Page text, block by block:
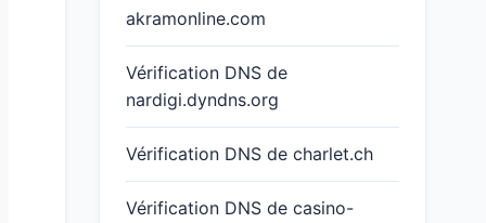
akramonline.com
Vérification DNS de
nardigi.dyndns.org
Vérification DNS de charlet.ch
Vérification DNS de casino-